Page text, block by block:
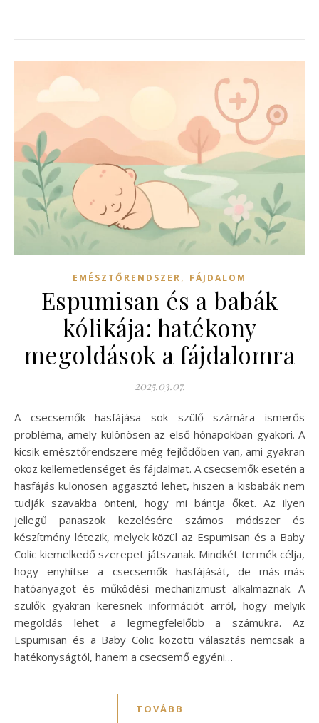
EMÉSZTŐRENDSZER, FÁJDALOM
Espumisan és a babák
kólikája: hatékony
megoldások a fájdalomra
2025.03.07.
A csecsemők hasfájása sok szülő számára ismerős
probléma, amely különösen az első hónapokban gyakori. A
kicsik emésztőrendszere még fejlődőben van, ami gyakran
okoz kellemetlenséget és fájdalmat. A csecsemők esetén a
hasfájás különösen aggasztó lehet, hiszen a kisbabák nem
tudják szavakba önteni, hogy mi bántja őket. Az ilyen
jellegű panaszok kezelésére számos módszer és
készítmény létezik, melyek közül az Espumisan és a Baby
Colic kiemelkedő szerepet játszanak. Mindkét termék célja,
hogy enyhítse a csecsemők hasfájását, de más-más
hatóanyagot és működési mechanizmust alkalmaznak. A
szülők gyakran keresnek információt arról, hogy melyik
megoldás lehet a legmegfelelőbb a számukra. Az
Espumisan és a Baby Colic közötti választás nemcsak a
hatékonyságtól, hanem a csecsemő egyéni…
TOVÁBB